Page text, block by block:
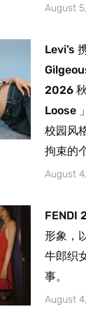
August
Levi’s
2026
Loose
校园风
拘束的
August
FENDI
形象，
牛郎织
事。
August